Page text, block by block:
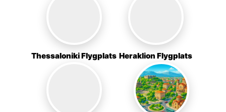
Thessaloniki Flygplats Heraklion Flygplats